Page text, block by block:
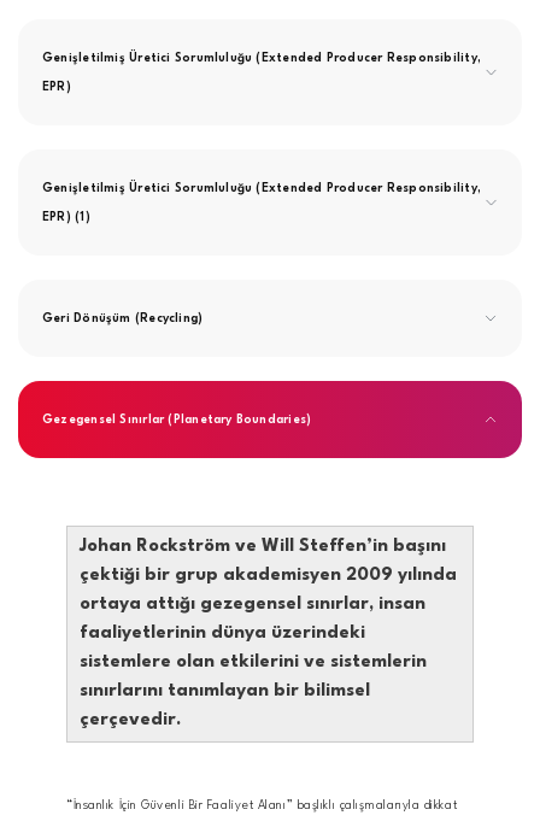
Genişletilmiş Üretici Sorumluluğu (Extended Producer Responsibility,
EPR)
Genişletilmiş Üretici Sorumluluğu (Extended Producer Responsibility,
EPR) (1)
Geri Dönüşüm (Recycling)
Gezegensel Sınırlar (Planetary Boundaries)
Johan Rockström ve Will Steffen’in başını
çektiği bir grup akademisyen 2009 yılında
ortaya attığı gezegensel sınırlar, insan
faaliyetlerinin dünya üzerindeki
sistemlere olan etkilerini ve sistemlerin
sınırlarını tanımlayan bir bilimsel
çerçevedir.
“İnsanlık İçin Güvenli Bir Faaliyet Alanı” başlıklı çalışmalarıyla dikkat